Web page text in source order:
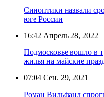
Синоптики назвали
юге России
16:42 Апрель 28, 2022
Подмосковье вошло в
жилья на майские
07:04 Сен. 29, 2021
Роман Вильфанд